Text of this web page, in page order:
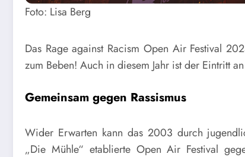
Foto: Lisa Berg
Das Rage against Racism Open Air Festival
zum Beben! Auch in diesem Jahr ist der Eintritt
Gemeinsam gegen Rassismus
Wider Erwarten kann das 2003 durch
„Die Mühle“ etablierte Open Air Festival